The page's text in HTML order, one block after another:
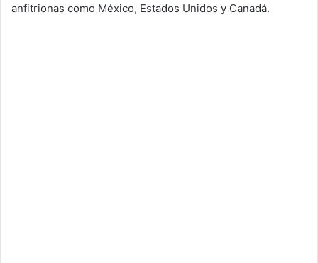
anfitrionas como México, Estados Unidos y Canadá.